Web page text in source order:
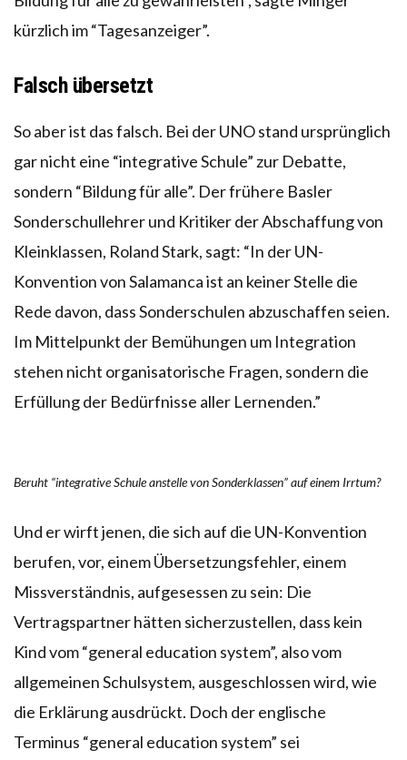
kürzlich im “Tagesanzeiger”.
Falsch übersetzt
So aber ist das falsch. Bei der UNO stand ursprünglich
gar nicht eine “integrative Schule” zur Debatte,
sondern “Bildung für alle”. Der frühere Basler
Sonderschullehrer und Kritiker der Abschaffung von
Kleinklassen, Roland Stark, sagt: “In der UN-
Konvention von Salamanca ist an keiner Stelle die
Rede davon, dass Sonderschulen abzuschaffen seien.
Im Mittelpunkt der Bemühungen um Integration
stehen nicht organisatorische Fragen, sondern die
Erfüllung der Bedürfnisse aller Lernenden.”
Beruht “integrative Schule anstelle von Sonderklassen” auf einem Irrtum?
Und er wirft jenen, die sich auf die UN-Konvention
berufen, vor, einem Übersetzungsfehler, einem
Missverständnis, aufgesessen zu sein: Die
Vertragspartner hätten sicherzustellen, dass kein
Kind vom “general education system”, also vom
allgemeinen Schulsystem, ausgeschlossen wird, wie
die Erklärung ausdrückt. Doch der englische
Terminus “general education system” sei